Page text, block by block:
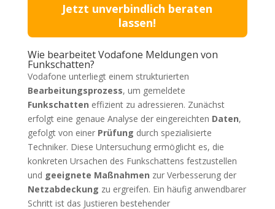
Jetzt unverbindlich beraten
lassen!
Wie bearbeitet Vodafone Meldungen von
Funkschatten?
Vodafone unterliegt einem strukturierten
Bearbeitungsprozess, um gemeldete
Funkschatten effizient zu adressieren. Zunächst
erfolgt eine genaue Analyse der eingereichten Daten,
gefolgt von einer Prüfung durch spezialisierte
Techniker. Diese Untersuchung ermöglicht es, die
konkreten Ursachen des Funkschattens festzustellen
und geeignete Maßnahmen zur Verbesserung der
Netzabdeckung zu ergreifen. Ein häufig anwendbarer
Schritt ist das Justieren bestehender